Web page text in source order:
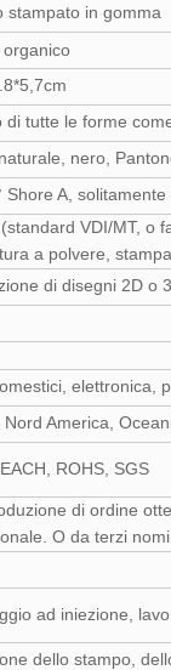
stampato in gomma
organico
di tutte le forme
nero,
Shore A, solitamente
VDI/MT, o
a polvere,
di disegni 2D o
elettronica,
Nord America,
ROHS, SGS
di ordine
O da terzi
ad iniezione,
dello stampo,